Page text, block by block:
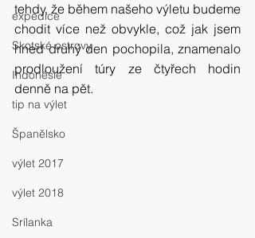
expedice
Skotské ostrovy
Indonésie
tip na výlet
Španělsko
výlet 2017
výlet 2018
Srílanka
tehdy, že během našeho výletu budeme
chodit více než obvykle, což jak jsem
hned druhý den pochopila, znamenalo
prodloužení túry ze čtyřech hodin
denně na pět.